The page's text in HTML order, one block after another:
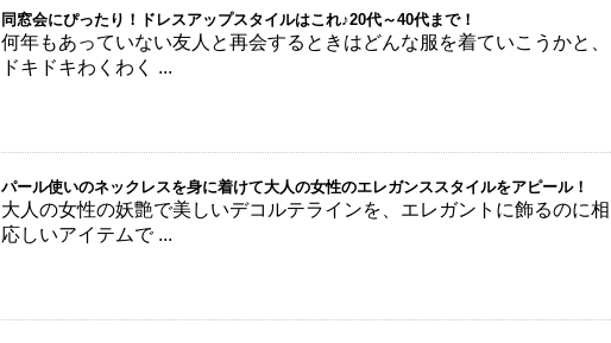
同窓会にぴったり！ドレスアップスタイルはこれ♪20代～40代まで！
何年もあっていない友人と再会するときはどんな服を着ていこうかと、
ドキドキわくわく ...
パール使いのネックレスを身に着けて大人の女性のエレガンススタイルをアピール！
大人の女性の妖艶で美しいデコルテラインを、エレガントに飾るのに相
応しいアイテムで ...